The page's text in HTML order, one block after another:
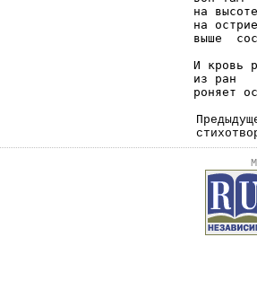
на
на
выше
И
из ран